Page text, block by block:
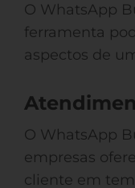
O WhatsApp
ferramenta
aspectos de
O WhatsApp
empresas
cliente em